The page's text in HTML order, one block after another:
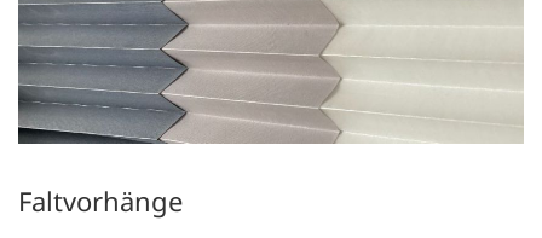
Faltvorhänge